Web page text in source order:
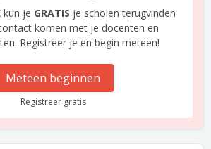
kun je GRATIS je scholen terugvinden
komen met je docenten en
Registreer je en begin meteen!
Meteen beginnen
Registreer gratis